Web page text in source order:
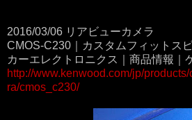
2016/03/06 リアビューカメラ
CMOS-C230｜カスタムフィットス
カーエレクトロニクス｜商品情報｜
http://www.kenwood.com/jp/
ra/cmos_c230/